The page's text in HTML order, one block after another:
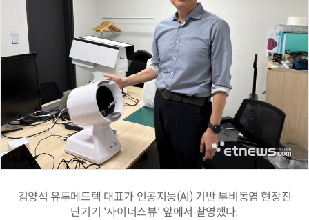
김양석 유투메드텍 대표가 인공지능(AI) 기반 부비동염 현장진
단기기 '사이너스뷰' 앞에서 촬영했다.